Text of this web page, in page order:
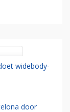
widebody-
door